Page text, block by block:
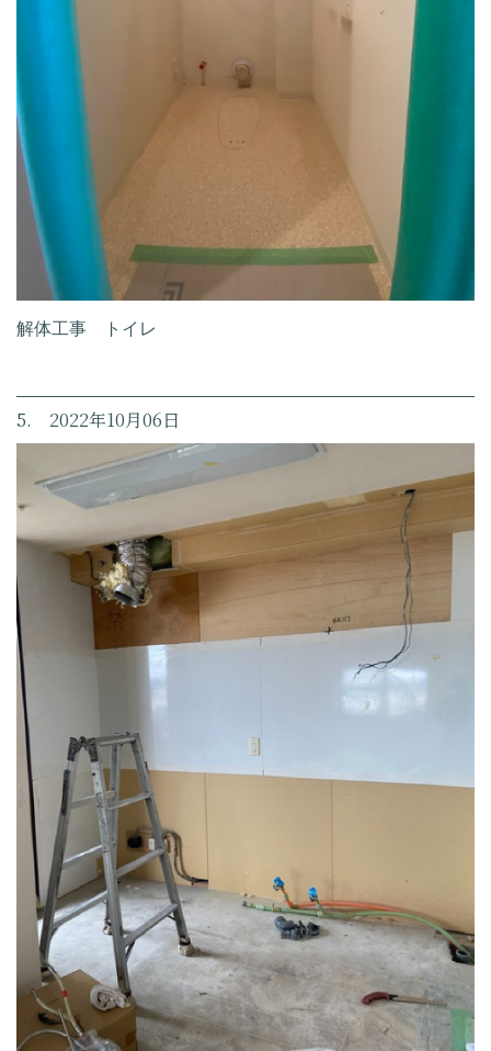
解体工事 トイレ
5. 2022年10月06日